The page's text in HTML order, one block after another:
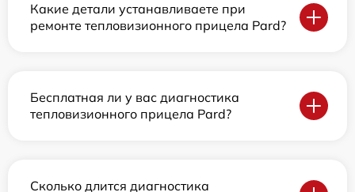
Какие детали устанавливаете при
ремонте тепловизионного прицела Pard?
Бесплатная ли у вас диагностика
тепловизионного прицела Pard?
Сколько длится диагностика